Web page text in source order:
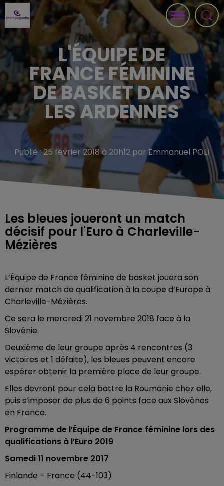
L'ÉQUIPE DE
FRANCE FÉMININE
DE BASKET DANS
LES ARDENNES
Publié : 25 février 2018 à 20h12 par Emmanuel POLI
Les bleues joueront un match
décisif pour l'Euro à Charleville-
Mézières
L’Équipe de France féminine de basket jouera son
dernier match de qualification à la coupe d’Europe à
Charleville-Mézières.
Ce sera le mercredi 21 novembre 2018 face à la
Slovénie.
Deuxième de leur groupe après 4 rencontres (3
victoires et 1 défaite), les bleues peuvent encore
espérer obtenir la première place de leur groupe.
Elles devront pour cela battre la Roumanie chez elle,
puis s’imposer de plus de 6 points face aux Slovènes
en France.
Programme de l’Équipe de France féminine lors des
qualifications à l’Euro 2019
Samedi 11 novembre 2017
Finlande – France (44-103)